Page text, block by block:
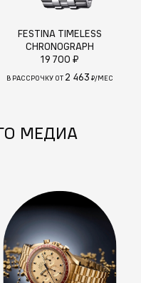
FESTINA TIMELESS
CHRONOGRAPH
19 700 ₽
В РАССРОЧКУ ОТ 2 463 ₽/МЕС
МЕДИА